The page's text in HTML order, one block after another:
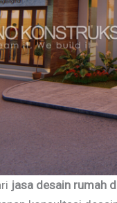
jasa desain rumah